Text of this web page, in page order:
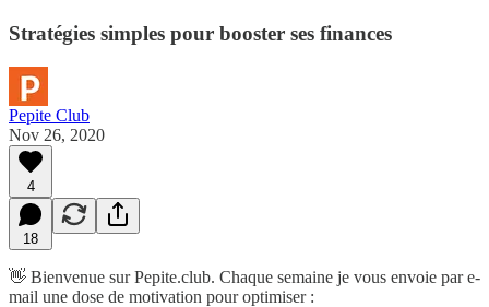
Stratégies simples pour booster ses finances
Pepite Club
Nov 26, 2020
4
18
👋 Bienvenue sur Pepite.club. Chaque semaine je vous envoie par e-
mail une dose de motivation pour optimiser :